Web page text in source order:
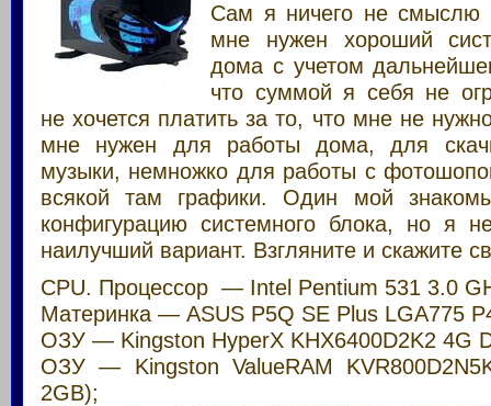
Сам я ничего не смыслю
мне нужен хороший
дома с учетом
что суммой я себя не
не хочется платить за то, что мне не
мне нужен для работы дома, для
музыки, немножко для работы с
всякой там графики. Один мой
конфигурацию системного блока, но я
наилучший вариант. Взгляните и скажите
CPU. Процессор — Intel Pentium 531 3.0
Материнка — ASUS P5Q SE Plus LGA775
ОЗУ — Kingston HyperX KHX6400D2K2 4G
ОЗУ — Kingston ValueRAM
2GB);